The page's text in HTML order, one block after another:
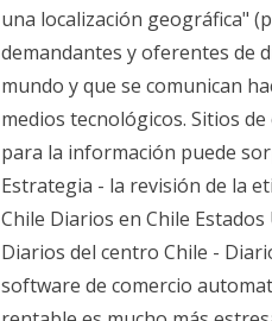
una localización geográfica"
demandantes y oferentes de
mundo y que se comunican
medios tecnológicos. Sitios
para la información puede
Estrategia - la revisión de la
Chile Diarios en Chile
Diarios del centro Chile -
software de comercio